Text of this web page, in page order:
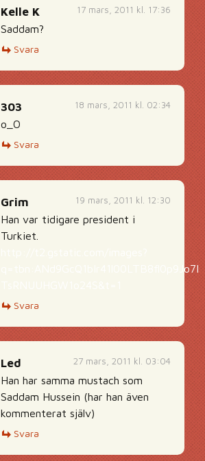
17 mars, 2011 kl. 17:36
Kelle K
Saddam?
Svara
18 mars, 2011 kl. 02:34
303
o_O
Svara
19 mars, 2011 kl. 12:30
Grim
Han var tidigare president i
Turkiet.
Svara
27 mars, 2011 kl. 03:04
Led
Han har samma mustach som
Saddam Hussein (har han även
kommenterat själv)
Svara